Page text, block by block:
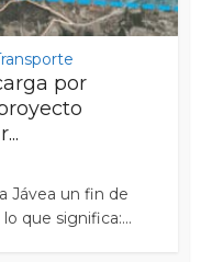
por
Jávea un fin de
que significa:...